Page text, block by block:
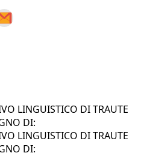
LINGUISTICO DI TRAUTE
DI:
LINGUISTICO DI TRAUTE
DI: